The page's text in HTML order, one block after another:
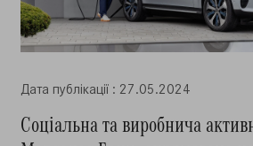
Дата публiкацiї : 27.05.2024
Соціальна та виробнича